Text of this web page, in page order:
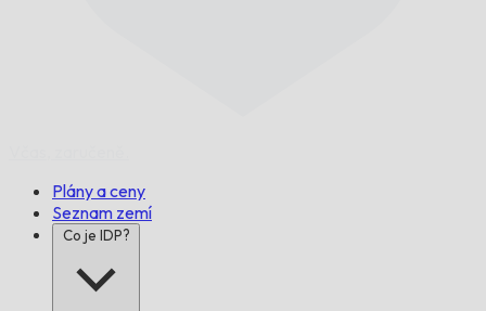
Plány a ceny
Seznam zemí
Co je IDP?